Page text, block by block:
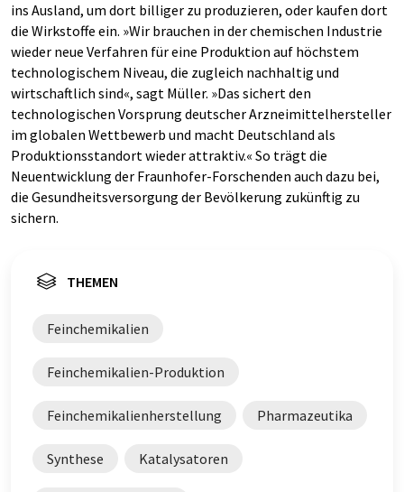
ins Ausland, um dort billiger zu produzieren, oder kaufen dort
die Wirkstoffe ein. »Wir brauchen in der chemischen Industrie
wieder neue Verfahren für eine Produktion auf höchstem
technologischem Niveau, die zugleich nachhaltig und
wirtschaftlich sind«, sagt Müller. »Das sichert den
technologischen Vorsprung deutscher Arzneimittelhersteller
im globalen Wettbewerb und macht Deutschland als
Produktionsstandort wieder attraktiv.« So trägt die
Neuentwicklung der Fraunhofer-Forschenden auch dazu bei,
die Gesundheitsversorgung der Bevölkerung zukünftig zu
sichern.
THEMEN
Feinchemikalien
Feinchemikalien-Produktion
Feinchemikalienherstellung Pharmazeutika
Synthese Katalysatoren